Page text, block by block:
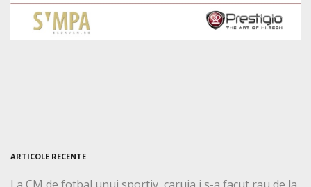
ARTICOLE RECENTE